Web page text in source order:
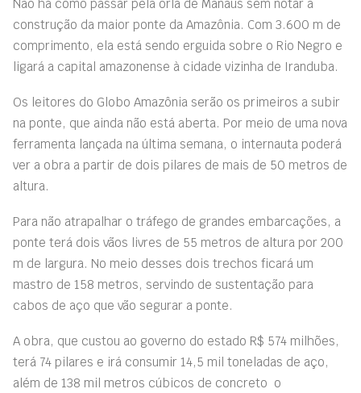
Não há como passar pela orla de Manaus sem notar a
construção da maior ponte da Amazônia. Com 3.600 m de
comprimento, ela está sendo erguida sobre o Rio Negro e
ligará a capital amazonense à cidade vizinha de Iranduba.
Os leitores do Globo Amazônia serão os primeiros a subir
na ponte, que ainda não está aberta. Por meio de uma nova
ferramenta lançada na última semana, o internauta poderá
ver a obra a partir de dois pilares de mais de 50 metros de
altura.
Para não atrapalhar o tráfego de grandes embarcações, a
ponte terá dois vãos livres de 55 metros de altura por 200
m de largura. No meio desses dois trechos ficará um
mastro de 158 metros, servindo de sustentação para
cabos de aço que vão segurar a ponte.
A obra, que custou ao governo do estado R$ 574 milhões,
terá 74 pilares e irá consumir 14,5 mil toneladas de aço,
além de 138 mil metros cúbicos de concreto  o